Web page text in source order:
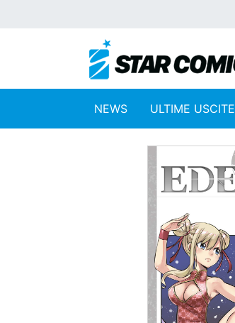
NEWS ULTIME USCITE